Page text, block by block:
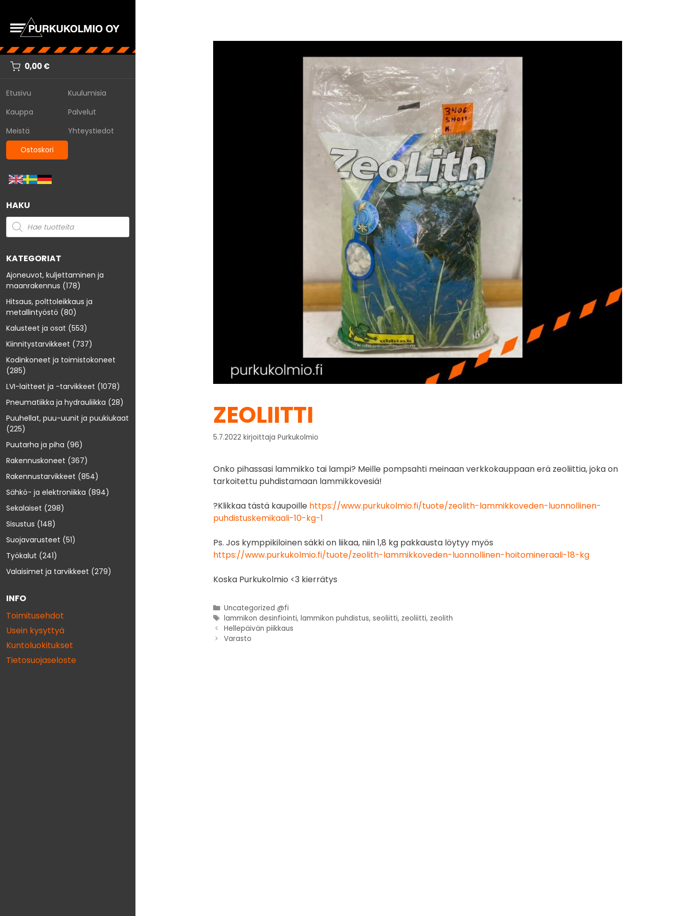
0,00€
Etusivu
Kuulumisia
Kauppa
Palvelut
Meistä
Yhteystiedot
Ostoskori
HAKU
KATEGORIAT
Ajoneuvot, kuljettaminen ja
maanrakennus (178)
Hitsaus, polttoleikkaus ja
metallintyöstö (80)
Kalusteet ja osat (553)
Kiinnitystarvikkeet (737)
Kodinkoneet ja toimistokoneet
(285)
LVI-laitteet ja -tarvikkeet (1078)
Pneumatiikka ja hydrauliikka (28)
Puuhellat, puu-uunit ja puukiukaat
(225)
Puutarha ja piha (96)
Rakennuskoneet (367)
Rakennustarvikkeet (854)
Sähkö- ja elektroniikka (894)
Sekalaiset (298)
Sisustus (148)
Suojavarusteet (51)
Työkalut (241)
Valaisimet ja tarvikkeet (279)
INFO
Toimitusehdot
Usein kysyttyä
Kuntoluokitukset
Tietosuojaseloste
ZEOLIITTI
5.7.2022 kirjoittaja Purkukolmio
Onko pihassasi lammikko tai lampi? Meille pompsahti meinaan verkkokauppaan erä zeoliittia, joka on
tarkoitettu puhdistamaan lammikkovesiä!
?Klikkaa tästä kaupoille https://www.purkukolmio.fi/tuote/zeolith-lammikkoveden-luonnollinen-
puhdistuskemikaali-10-kg-1
Ps. Jos kymppikiloinen säkki on liikaa, niin 1,8 kg pakkausta löytyy myös
https://www.purkukolmio.fi/tuote/zeolith-lammikkoveden-luonnollinen-hoitomineraali-18-kg
Koska Purkukolmio <3 kierrätys
Uncategorized @fi
lammikon desinfiointi,lammikon puhdistus,seoliitti, zeoliitti, zeolith
Hellepäivän piikkaus
Varasto